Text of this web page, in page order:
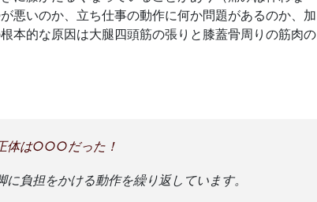
悪いのか、立ち仕事の動作に何か問題があるのか、加
本的な原因は大腿四頭筋の張りと膝蓋骨周りの筋肉の
体は○○○だった！
負担をかける動作を繰り返しています。